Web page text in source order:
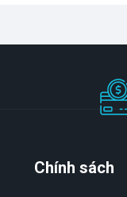
Chính sách